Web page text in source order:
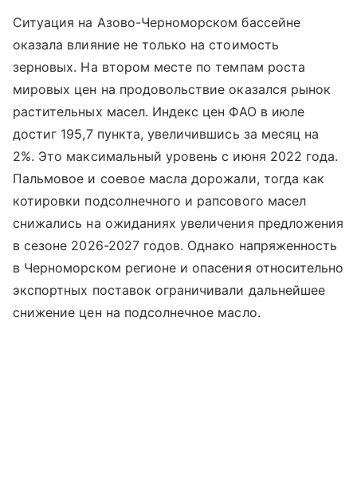
Ситуация на Азово-Черноморском бассейне
оказала влияние не только на стоимость
зерновых. На втором месте по темпам роста
мировых цен на продовольствие оказался рынок
растительных масел. Индекс цен ФАО в июле
достиг 195,7 пункта, увеличившись за месяц на
2%. Это максимальный уровень с июня 2022 года.
Пальмовое и соевое масла дорожали, тогда как
котировки подсолнечного и рапсового масел
снижались на ожиданиях увеличения предложения
в сезоне 2026-2027 годов. Однако напряженность
в Черноморском регионе и опасения относительно
экспортных поставок ограничивали дальнейшее
снижение цен на подсолнечное масло.